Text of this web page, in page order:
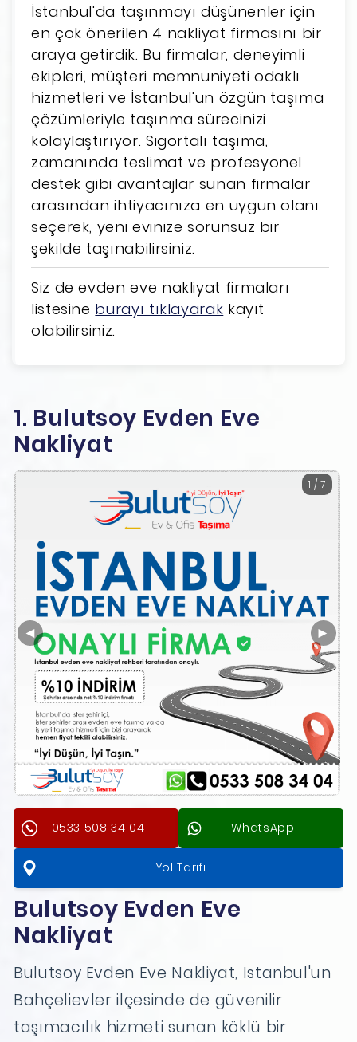
İstanbul'da taşınmayı düşünenler için
en çok önerilen 4 nakliyat firmasını bir
araya getirdik. Bu firmalar, deneyimli
ekipleri, müşteri memnuniyeti odaklı
hizmetleri ve İstanbul'un özgün taşıma
çözümleriyle taşınma sürecinizi
kolaylaştırıyor. Sigortalı taşıma,
zamanında teslimat ve profesyonel
destek gibi avantajlar sunan firmalar
arasından ihtiyacınıza en uygun olanı
seçerek, yeni evinize sorunsuz bir
şekilde taşınabilirsiniz.
Siz de evden eve nakliyat firmaları
listesine burayı tıklayarak kayıt
olabilirsiniz.
1. Bulutsoy Evden Eve
Nakliyat
◄ ►
1 / 7
0533 508 34 04 WhatsApp
Yol Tarifi
Bulutsoy Evden Eve
Nakliyat
Bulutsoy Evden Eve Nakliyat, İstanbul'un
Bahçelievler ilçesinde de güvenilir
taşımacılık hizmeti sunan köklü bir